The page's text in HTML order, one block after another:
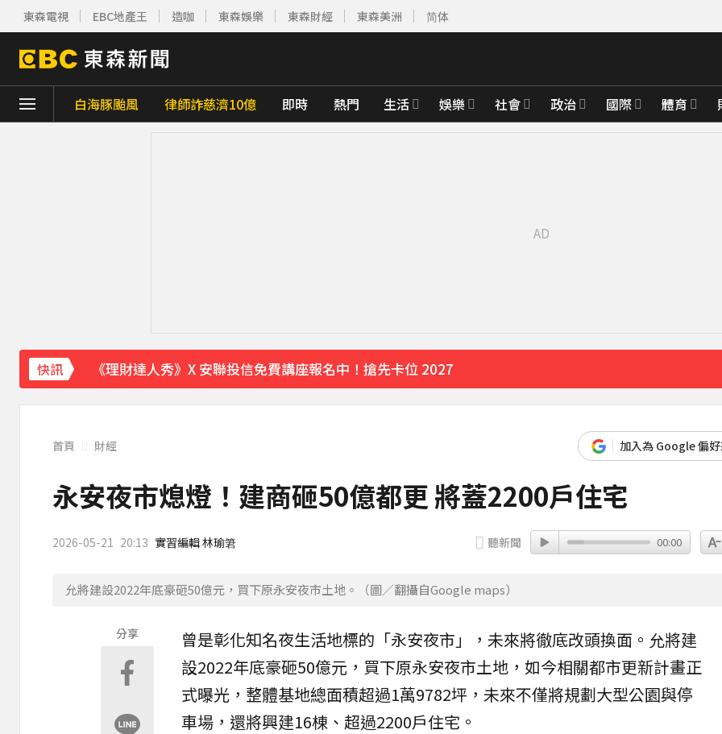
東森電視 EBC地產王 造咖 東森娛樂 東森財經 東森美洲 简体
白海豚颱風 律師詐慈濟10億 即時 熱門 生活 娛樂 社會 政治 國際 體育
快訊
《理財達人秀》X 安聯投信免費講座報名中！搶先卡位 2027
下載東森App，隨時掌握天下大小事！
白海豚雨帶影響 鄭明典示警：晚上不要出門
首頁 財經 加入為 Google 偏
永安夜市熄燈！建商砸50億都更 將蓋2200戶住宅
2026-05-21 20:13 實習編輯 林瑜䇹 聽新聞 00:00
允將建設2022年底豪砸50億元，買下原永安夜市土地。（圖／翻攝自Google maps）
分享 曾是彰化知名夜生活地標的「永安夜市 」，未來將徹底改頭換面。允將建
設2022年底豪砸50億元，買下原永安夜市土地，如今相關都市更新計畫正
式曝光，整體基地總面積超過1萬9782坪，未來不僅將規劃大型公園與停
車場，還將興建16棟、超過2200戶住宅 。